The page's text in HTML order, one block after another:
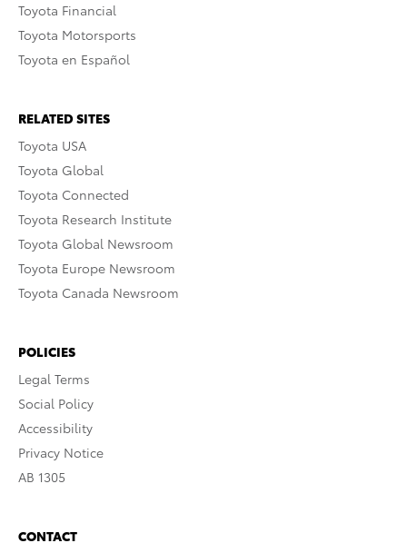
Toyota Financial
Toyota Motorsports
Toyota en Español
RELATED SITES
Toyota USA
Toyota Global
Toyota Connected
Toyota Research Institute
Toyota Global Newsroom
Toyota Europe Newsroom
Toyota Canada Newsroom
POLICIES
Legal Terms
Social Policy
Accessibility
Privacy Notice
AB 1305
CONTACT